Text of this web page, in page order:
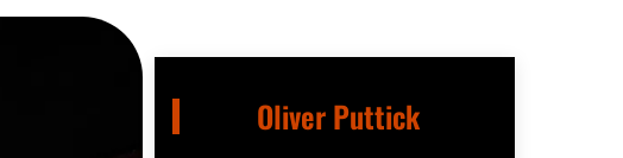
Oliver Puttick